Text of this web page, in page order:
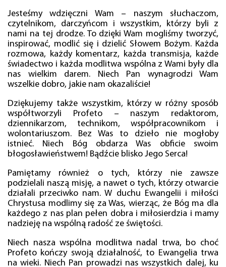
Jesteśmy wdzięczni Wam – naszym słuchaczom,
czytelnikom, darczyńcom i wszystkim, którzy byli z
nami na tej drodze. To dzięki Wam mogliśmy tworzyć,
inspirować, modlić się i dzielić Słowem Bożym. Każda
rozmowa, każdy komentarz, każda transmisja, każde
świadectwo i każda modlitwa wspólna z Wami były dla
nas wielkim darem. Niech Pan wynagrodzi Wam
wszelkie dobro, jakie nam okazaliście!
Dziękujemy także wszystkim, którzy w różny sposób
współtworzyli Profeto – naszym redaktorom,
dziennikarzom, technikom, współpracownikom i
wolontariuszom. Bez Was to dzieło nie mogłoby
istnieć. Niech Bóg obdarza Was obficie swoim
błogosławieństwem! Bądźcie blisko Jego Serca!
Pamiętamy również o tych, którzy nie zawsze
podzielali naszą misję, a nawet o tych, którzy otwarcie
działali przeciwko nam. W duchu Ewangelii i miłości
Chrystusa modlimy się za Was, wierząc, że Bóg ma dla
każdego z nas plan pełen dobra i miłosierdzia i mamy
nadzieję na wspólną radość ze świętości.
Niech nasza wspólna modlitwa nadal trwa, bo choć
Profeto kończy swoją działalność, to Ewangelia trwa
na wieki. Niech Pan prowadzi nas wszystkich dalej, ku